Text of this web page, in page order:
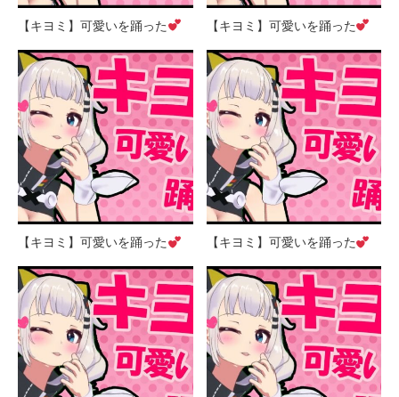
【キヨミ】可愛いを踊った 【キヨミ】可愛いを踊った
【キヨミ】可愛いを踊った 【キヨミ】可愛いを踊った